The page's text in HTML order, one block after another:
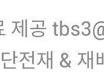
제공
재 & 재